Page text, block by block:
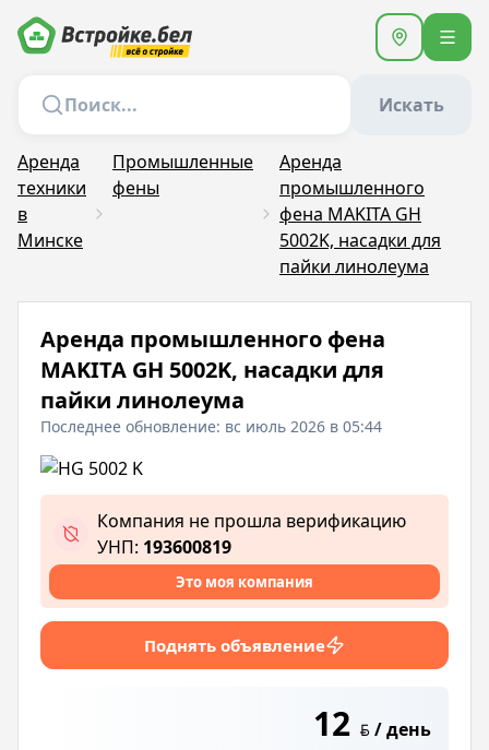
Искать
Аренда
техники
в
Минске
Промышленные
фены
Аренда
промышленного
фена MAKITA GH
5002K, насадки для
пайки линолеума
Аренда промышленного фена
MAKITA GH 5002K, насадки для
пайки линолеума
Последнее обновление: вс июль 2026 в 05:44
Компания не прошла верификацию
УНП: 193600819
Это моя компания
Поднять объявление
12 BYN / день